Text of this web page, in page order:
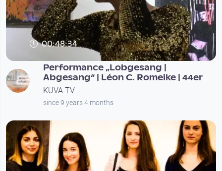
00:48:34
Performance „Lobgesang |
Abgesang“ | Léon C. Romeike | 44er
KUVA TV
since 9 years 4 months